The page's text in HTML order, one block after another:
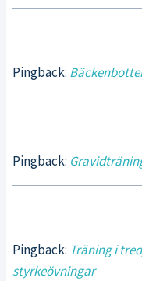
Pingback:
Pingback:
Pingback: Träning i
styrkeövningar